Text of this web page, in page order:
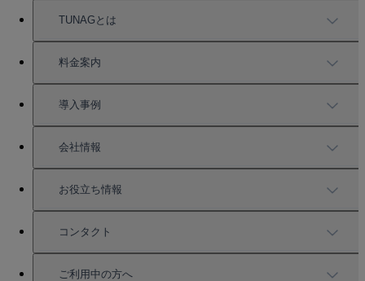
TUNAGとは
TUNAGの特徴
機能一覧
充実したサポート
料金案内
料金案内
導入事例
導入事例
活用方法
会社情報
会社情報
お役立ち情報
お役立ち資料一覧
セミナー情報
コンタクト
サービス資料請求
ご利用中の方へ